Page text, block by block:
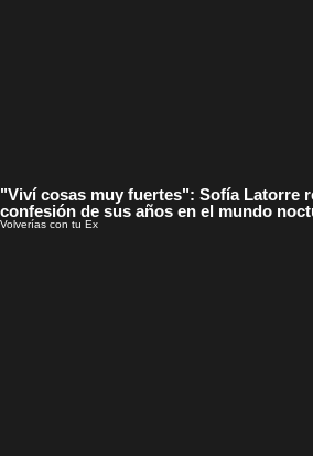
"Viví cosas muy fuertes": Sofía Latorre
confesión de sus años en el mundo
Volverías con tu Ex